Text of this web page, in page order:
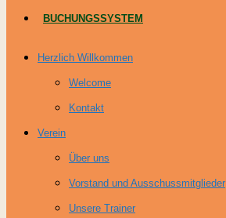
BUCHUNGSSYSTEM
Herzlich Willkommen
Welcome
Kontakt
Verein
Über uns
Vorstand und Ausschussmitglieder
Unsere Trainer